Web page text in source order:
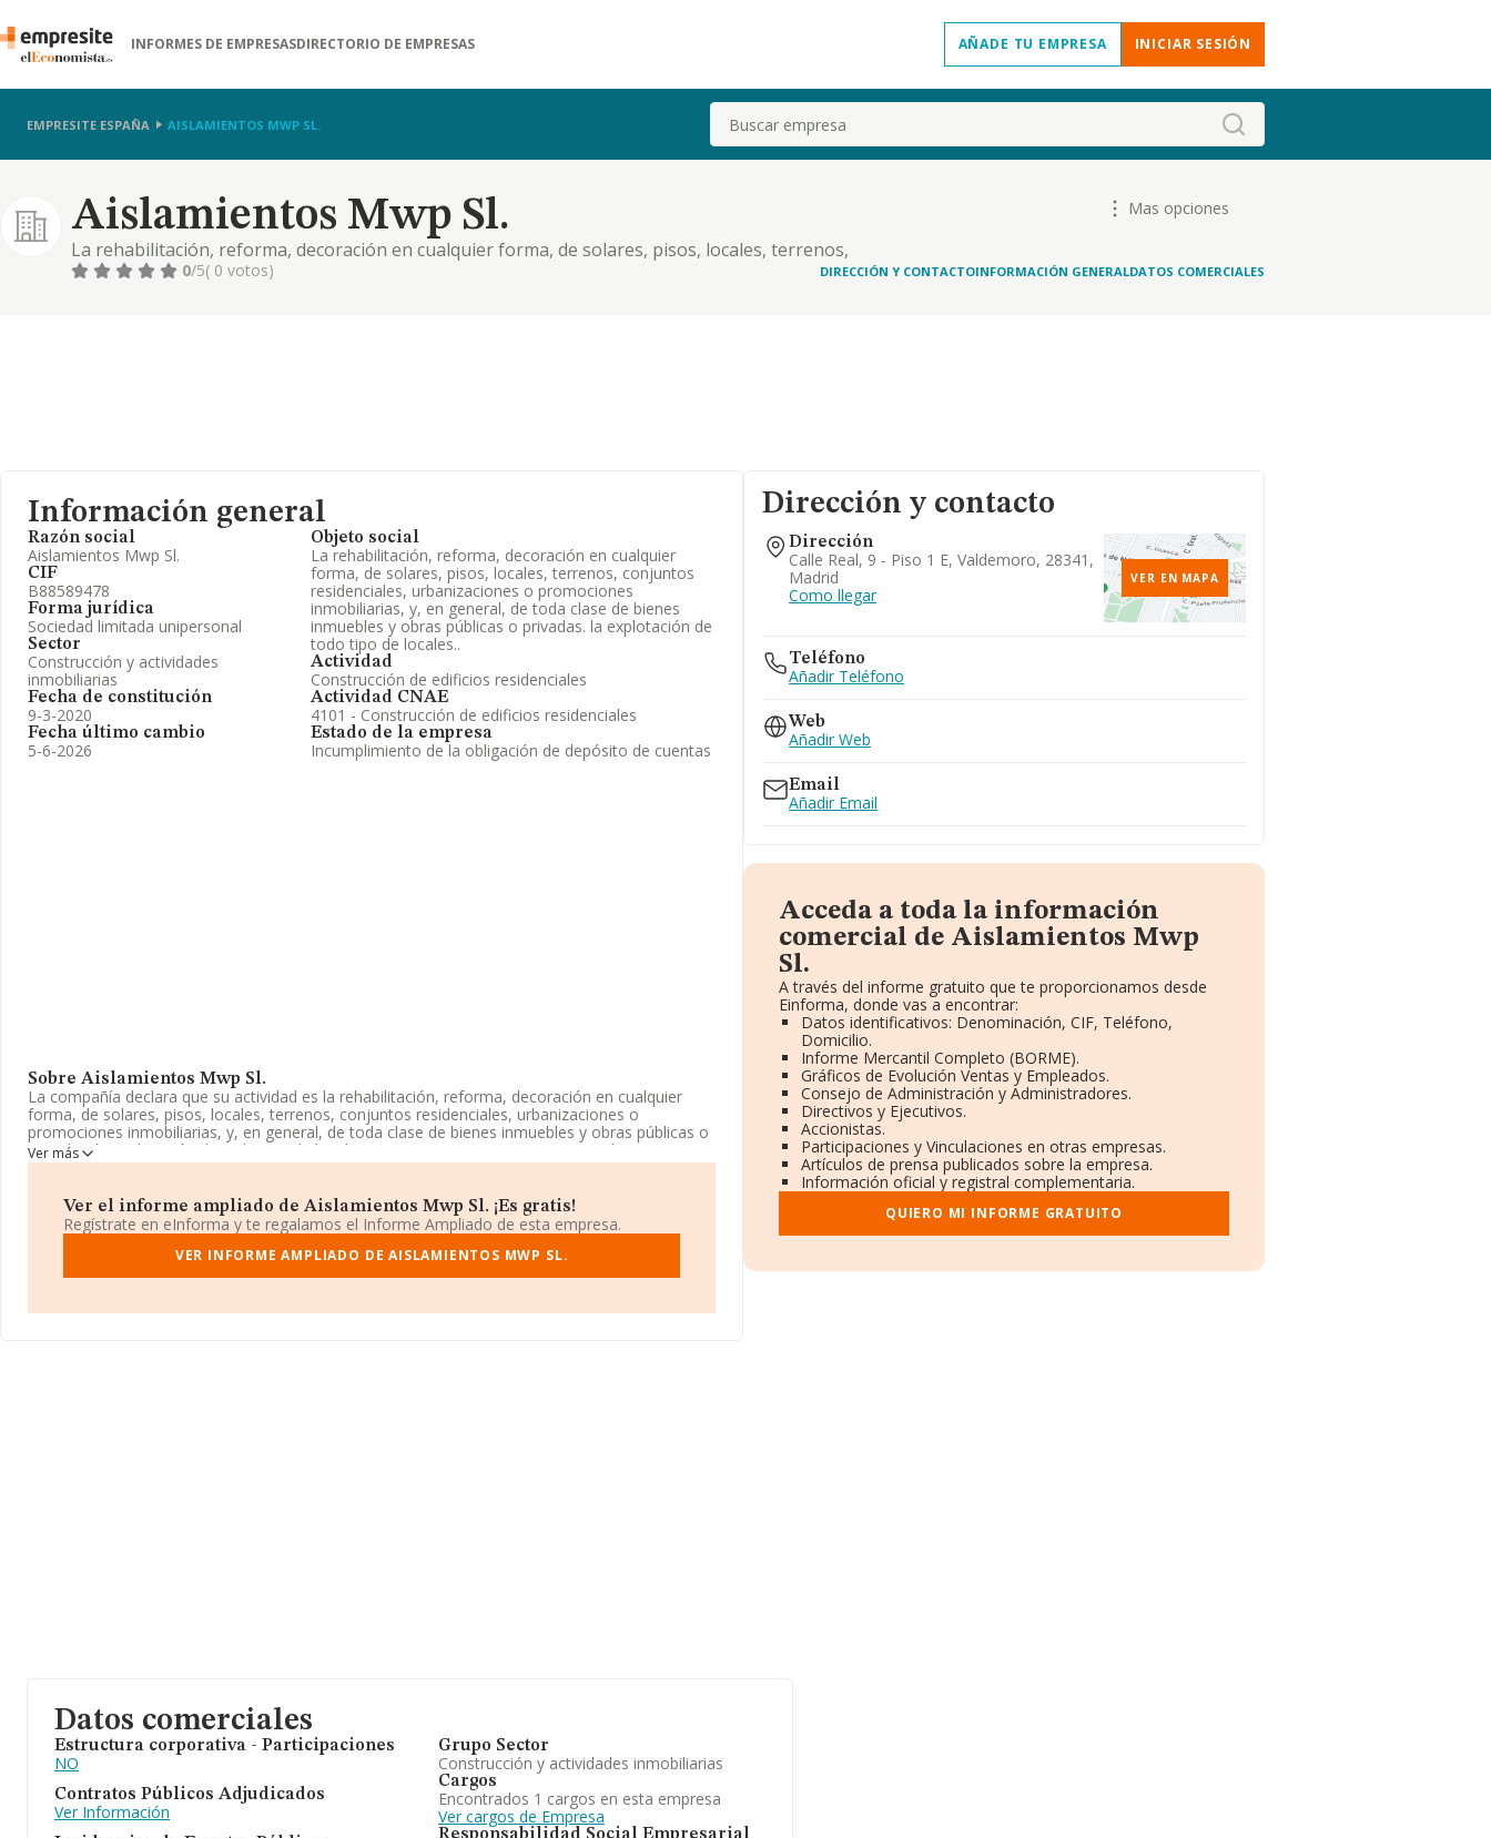
INFORMES DE EMPRESASDIRECTORIO DE EMPRESAS AÑADE TU EMPRESA INICIAR SESIÓN
EMPRESITE ESPAÑA AISLAMIENTOS MWP SL. Buscar
Aislamientos Mwp Sl.
La rehabilitación, reforma, decoración en cualquier forma, de solares, pisos, locales, terrenos,
conjuntos residenciales, urbanizaciones o promociones inmobiliarias, y, en general, de toda clase de
Mas opciones
0/5( 0 votos) DIRECCIÓN Y CONTACTOINFORMACIÓN GENERALDATOS COMERCIALES
Información general
Razón social
Aislamientos Mwp Sl.
CIF
B88589478
Forma jurídica
Sociedad limitada unipersonal
Sector
Construcción y actividades
inmobiliarias
Fecha de constitución
9-3-2020
Fecha último cambio
5-6-2026
Objeto social
La rehabilitación, reforma, decoración en cualquier
forma, de solares, pisos, locales, terrenos, conjuntos
residenciales, urbanizaciones o promociones
inmobiliarias, y, en general, de toda clase de bienes
inmuebles y obras públicas o privadas. la explotación de
todo tipo de locales..
Actividad
Construcción de edificios residenciales
Actividad CNAE
4101 - Construcción de edificios residenciales
Estado de la empresa
Incumplimiento de la obligación de depósito de cuentas
Sobre Aislamientos Mwp Sl.
La compañía declara que su actividad es la rehabilitación, reforma, decoración en cualquier
forma, de solares, pisos, locales, terrenos, conjuntos residenciales, urbanizaciones o
promociones inmobiliarias, y, en general, de toda clase de bienes inmuebles y obras públicas o
privadas. la explotación de todo tipo de locales. La empresa aparece inscrita en el Registro
Mercantil como Sociedad Limitada. Clasifica su actividad CNAE como '%cnae%', código 4101.
La empresaAislamientos Mwp S.L, con NIF B88589478, se encuentra en Calle Real núm. 9
Piso 1 E, (28341), en el municipio de Valdemoro, Madrid.
En relación con el sector y disponiendo de los datos de hasta 188.948 empresas, la facturación
compañías es de 194 mil euros de ventas en 2021. En relación con la información de la
Ver más
Ver el informe ampliado de Aislamientos Mwp Sl. ¡Es gratis!
Regístrate en eInforma y te regalamos el Informe Ampliado de esta empresa.
VER INFORME AMPLIADO DE AISLAMIENTOS MWP SL.
Dirección y contacto
Dirección
Calle Real, 9 - Piso 1 E, Valdemoro, 28341,
Madrid
Como llegar
VER EN MAPA
Teléfono
Añadir Teléfono
Web
Añadir Web
Email
Añadir Email
Acceda a toda la información
comercial de Aislamientos Mwp
Sl.
A través del informe gratuito que te proporcionamos desde
Einforma, donde vas a encontrar:
Datos identificativos: Denominación, CIF, Teléfono,
Domicilio.
Informe Mercantil Completo (BORME).
Gráficos de Evolución Ventas y Empleados.
Consejo de Administración y Administradores.
Directivos y Ejecutivos.
Accionistas.
Participaciones y Vinculaciones en otras empresas.
Artículos de prensa publicados sobre la empresa.
Información oficial y registral complementaria.
QUIERO MI INFORME GRATUITO
Datos comerciales
Estructura corporativa - Participaciones
NO
Contratos Públicos Adjudicados
Ver Información
Grupo Sector
Construcción y actividades inmobiliarias
Cargos
Encontrados 1 cargos en esta empresa
Ver cargos de Empresa